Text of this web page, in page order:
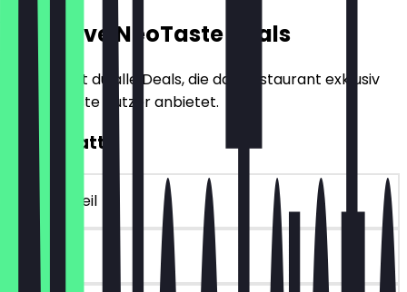
Exklusive NeoTaste Deals
Hier findest du alle Deals, die das Restaurant exklusiv
für NeoTaste Nutzer anbietet.
10€ Rabatt
~€ 10 Vorteil
90 Tage